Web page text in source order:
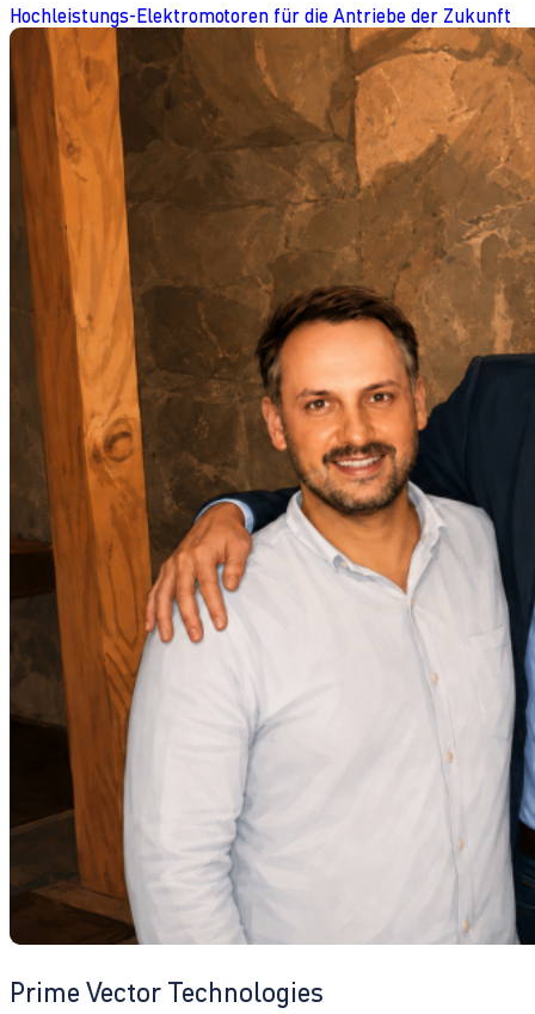
Hochleistungs-Elektromotoren für die Antriebe der Zukunft
Prime Vector Technologies